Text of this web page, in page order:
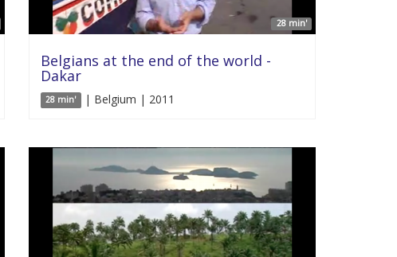
28 min'
Belgians at the end of the world -
Dakar
28 min' | Belgium | 2011